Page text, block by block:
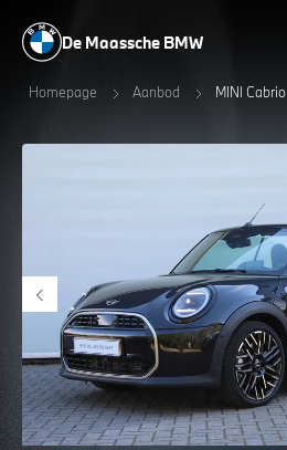
De Maassche BMW
Homepage Aanbod MINI Cabrio